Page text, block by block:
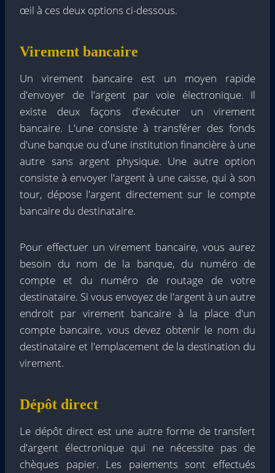
œil à ces deux options ci-dessous.
Virement bancaire
Un virement bancaire est un moyen rapide
d'envoyer de l'argent par voie électronique. Il
existe deux façons d'exécuter un virement
bancaire. L'une consiste à transférer des fonds
d'une banque ou d'une institution financière à une
autre sans argent physique. Une autre option
consiste à envoyer l'argent à une caisse, qui à son
tour, dépose l'argent directement sur le compte
bancaire du destinataire.
Pour effectuer un virement bancaire, vous aurez
besoin du nom de la banque, du numéro de
compte et du numéro de routage de votre
destinataire. Si vous envoyez de l'argent à un autre
endroit par virement bancaire à la place d'un
compte bancaire, vous devez obtenir le nom du
destinataire et l'emplacement de la destination du
virement.
Dépôt direct
Le dépôt direct est une autre forme de transfert
d'argent électronique qui ne nécessite pas de
chèques papier. Les paiements sont effectués